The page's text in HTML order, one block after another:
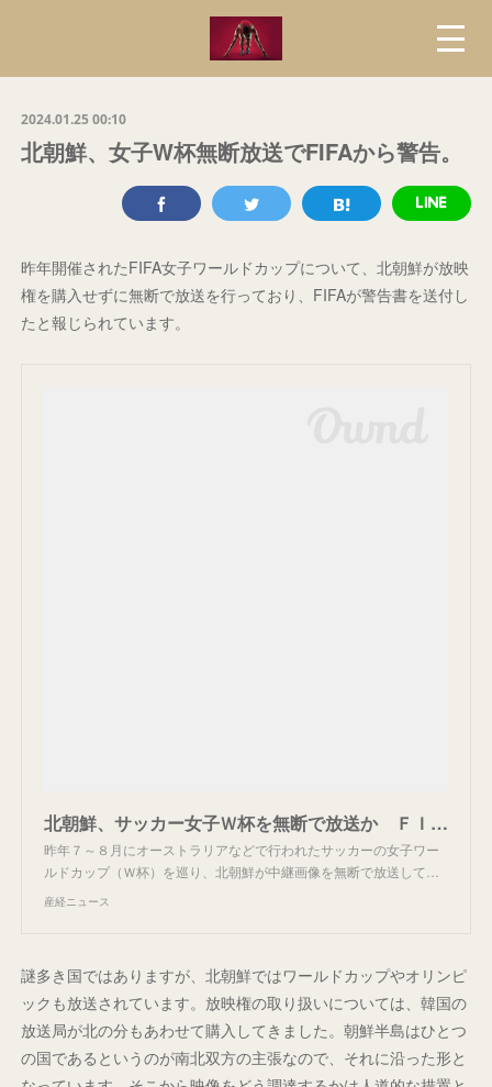
2024.01.25 00:10
北朝鮮、女子W杯無断放送でFIFAから警告。
昨年開催されたFIFA女子ワールドカップについて、北朝鮮が放映
権を購入せずに無断で放送を行っており、FIFAが警告書を送付し
たと報じられています。
北朝鮮、サッカー女子Ｗ杯を無断で放送か ＦＩＦＡが警告書 韓国メディア報道
昨年７～８月にオーストラリアなどで行われたサッカーの女子ワー
ルドカップ（Ｗ杯）を巡り、北朝鮮が中継画像を無断で放送して…
産経ニュース
謎多き国ではありますが、北朝鮮ではワールドカップやオリンピ
ックも放送されています。放映権の取り扱いについては、韓国の
放送局が北の分もあわせて購入してきました。朝鮮半島はひとつ
の国であるというのが南北双方の主張なので、それに沿った形と